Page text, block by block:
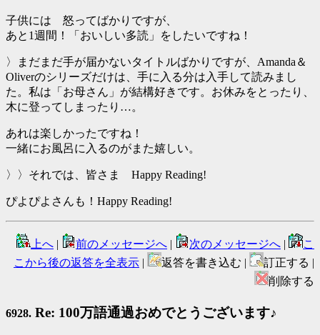
子供には 怒ってばかりですが、
あと1週間！「おいしい多読」をしたいですね！
〉まだまだ手が届かないタイトルばかりですが、Amanda＆
Oliverのシリーズだけは、手に入る分は入手して読みまし
た。私は「お母さん」が結構好きです。お休みをとったり、
木に登ってしまったり…。
あれは楽しかったですね！
一緒にお風呂に入るのがまた嬉しい。
〉〉それでは、皆さま Happy Reading!
ぴよぴよさんも！Happy Reading!
上へ | 前のメッセージへ | 次のメッセージへ |
こ
こから後の返答を全表示 | 返答を書き込む |
訂正する |
削除する
6928. Re: 100万語通過おめでとうございます♪